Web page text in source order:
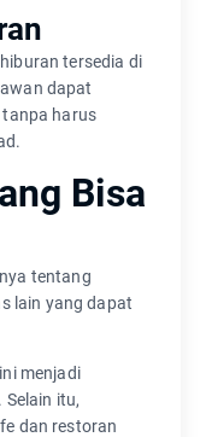
tersedia di
dapat
harus
Bisa
tentang
lain yang dapat
menjadi
itu,
dan restoran